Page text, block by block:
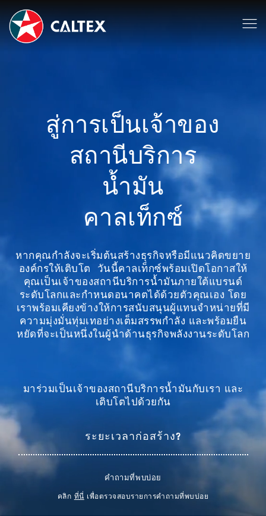
สู่การเป็นเจ้าของ
สถานีบริการ
น้ำมัน
คาลเท็กซ์
หากคุณกำลังจะเริ่มต้นสร้างธุรกิจหรือมีแนวคิดขยาย
องค์กรให้เติบโต วันนี้คาลเท็กซ์พร้อมเปิดโอกาสให้
คุณเป็นเจ้าของสถานีบริการน้ำมันภายใต้แบรนด์
ระดับโลกและกำหนดอนาคตได้ด้วยตัวคุณเอง โดย
เราพร้อมเคียงข้างให้การสนับสนุนผู้แทนจำหน่ายที่มี
ความมุ่งมั่นทุ่มเทอย่างเต็มสรรพกำลัง และพร้อมยืน
หยัดที่จะเป็นหนึ่งในผู้นำด้านธุรกิจพลังงานระดับโลก
มาร่วมเป็นเจ้าของสถานีบริการน้ำมันกับเรา และ
เติบโตไปด้วยกัน
ระยะเวลาก่อสร้าง?
คำถามที่พบบ่อย
คลิก ที่นี่ เพื่อตรวจสอบรายการคำถามที่พบบ่อย